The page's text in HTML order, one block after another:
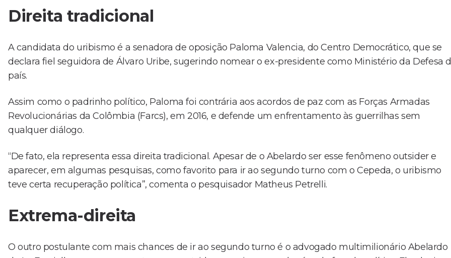
Direita tradicional
A candidata do uribismo é a senadora de oposição Paloma Valencia, do Centro Democrático, que se
declara fiel seguidora de Álvaro Uribe, sugerindo nomear o ex-presidente como Ministério da Defesa
país.
Assim como o padrinho político, Paloma foi contrária aos acordos de paz com as Forças Armadas
Revolucionárias da Colômbia (Farcs), em 2016, e defende um enfrentamento às guerrilhas sem
qualquer diálogo.
“De fato, ela representa essa direita tradicional. Apesar de o Abelardo ser esse fenômeno outsider e
aparecer, em algumas pesquisas, como favorito para ir ao segundo turno com o Cepeda, o uribismo
teve certa recuperação política”, comenta o pesquisador Matheus Petrelli.
Extrema-direita
O outro postulante com mais chances de ir ao segundo turno é o advogado multimilionário Abelardo